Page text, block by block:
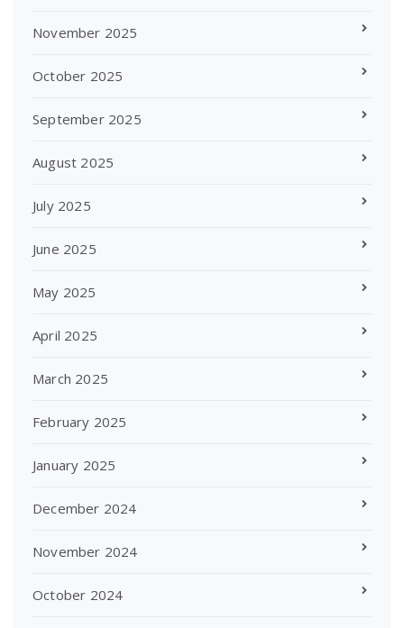
November 2025
October 2025
September 2025
August 2025
July 2025
June 2025
May 2025
April 2025
March 2025
February 2025
January 2025
December 2024
November 2024
October 2024